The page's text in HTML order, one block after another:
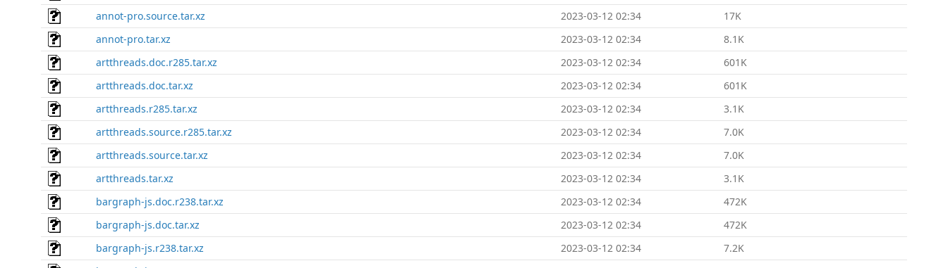
annot-pro.source.tar.xz
2023-03-12 02:34
17K
annot-pro.tar.xz
2023-03-12 02:34
8.1K
artthreads.doc.r285.tar.xz
2023-03-12 02:34
601K
artthreads.doc.tar.xz
2023-03-12 02:34
601K
artthreads.r285.tar.xz
2023-03-12 02:34
3.1K
artthreads.source.r285.tar.xz
2023-03-12 02:34
7.0K
artthreads.source.tar.xz
2023-03-12 02:34
7.0K
artthreads.tar.xz
2023-03-12 02:34
3.1K
bargraph-js.doc.r238.tar.xz
2023-03-12 02:34
472K
bargraph-js.doc.tar.xz
2023-03-12 02:34
472K
bargraph-js.r238.tar.xz
2023-03-12 02:34
7.2K